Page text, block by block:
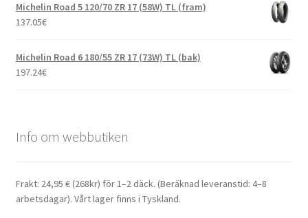
Michelin Road 5 120/70 ZR 17 (58W) TL (fram)
137.05€
Michelin Road 6 180/55 ZR 17 (73W) TL (bak)
197.24€
Info om webbutiken
Frakt: 24,95 € (268kr) för 1–2 däck. (Beräknad leveranstid: 4–8
arbetsdagar). Vårt lager finns i Tyskland.